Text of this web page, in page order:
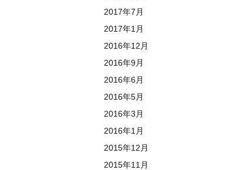
2017年7月
2017年1月
2016年12月
2016年9月
2016年6月
2016年5月
2016年3月
2016年1月
2015年12月
2015年11月